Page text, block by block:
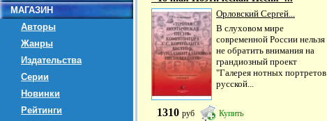
МАГАЗИН
Авторы
Жанры
Издательства
Серии
Новинки
Рейтинги
Орловский Сергей...
В слуховом мире
современной России нельзя
не обратить внимания на
грандиозный проект
"Галерея нотных портретов
русской...
1310 руб Купить